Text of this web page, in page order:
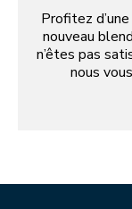
Profitez
nouveau
n’êtes pas
nous